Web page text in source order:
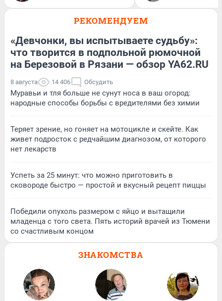
РЕКОМЕНДУЕМ
«Девчонки, вы испытываете судьбу»:
что творится в подпольной рюмочной
на Березовой в Рязани — обзор YA62.RU
8 августа 14 406 Обсудить
Муравьи и тля больше не сунут носа в ваш огород:
народные способы борьбы с вредителями без химии
Теряет зрение, но гоняет на мотоцикле и скейте. Как
живет подросток с редчайшим диагнозом, от которого
нет лекарств
Успеть за 25 минут: что можно приготовить в
сковороде быстро — простой и вкусный рецепт пиццы
Победили опухоль размером с яйцо и вытащили
младенца с того света. Пять историй врачей из Тюмени
со счастливым концом
ЗНАКОМСТВА